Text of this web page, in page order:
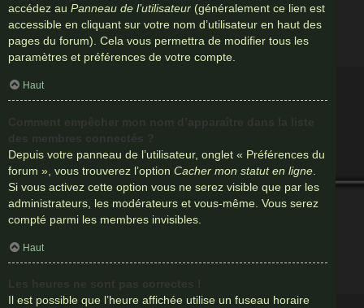
accédez au Panneau de l’utilisateur (généralement ce lien est
accessible en cliquant sur votre nom d’utilisateur en haut des
pages du forum). Cela vous permettra de modifier tous les
paramètres et préférences de votre compte.
Haut
Depuis votre panneau de l’utilisateur, onglet « Préférences du
forum », vous trouverez l’option Cacher mon statut en ligne
Si vous activez cette option vous ne serez visible que par les
administrateurs, les modérateurs et vous-même. Vous serez
compté parmi les membres invisibles.
Haut
Il est possible que l’heure affichée utilise un fuseau horaire